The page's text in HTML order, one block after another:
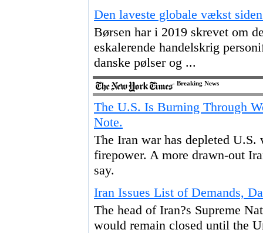
Den laveste globale vækst
Børsen har i 2019 skrevet om
eskalerende handelskrig
danske pølser og ...
- Breaking News
The U.S. Is Burning Through
Note.
The Iran war has depleted
firepower. A more drawn-out
say.
Iran Issues List of Demands,
The head of Iran?s Supreme
would remain closed until the